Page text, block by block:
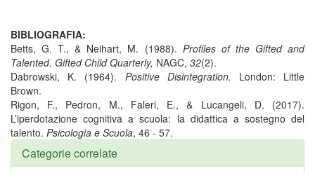
BIBLIOGRAFIA:
Betts, G. T., & Neihart, M. (1988). Profiles of the Gifted and
Talented. Gifted Child Quarterly, NAGC, 32(2).
Dabrowski, K. (1964). Positive Disintegration. London: Little
Brown.
Rigon, F., Pedron, M., Faleri, E., & Lucangeli, D. (2017).
L’iperdotazione cognitiva a scuola: la didattica a sostegno del
talento. Psicologia e Scuola, 46 - 57.
Categorie correlate